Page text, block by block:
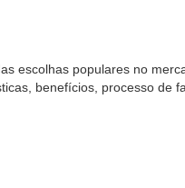
escolhas populares no
benefícios, processo de